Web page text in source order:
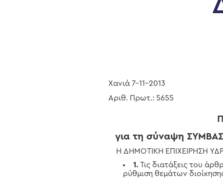
Χανιά 7-11-2013
Αριθ. Πρωτ.: 5655
για τη σύναψη
Η ΔΗΜΟΤΙΚΗ ΕΠΙΧΕΙΡΗΣΗ
1. Τις διατάξεις του
ρύθμιση θεμάτων